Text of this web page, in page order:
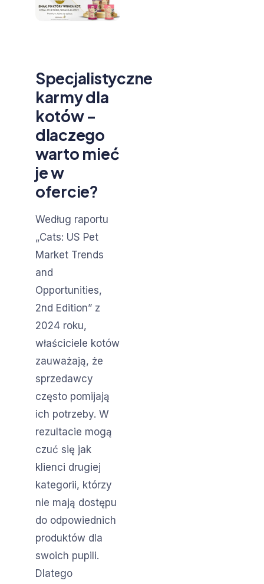
Specjalistyczne
karmy dla
kotów –
dlaczego
warto mieć
je w
ofercie?
Według raportu
„Cats: US Pet
Market Trends
and
Opportunities,
2nd Edition” z
2024 roku,
właściciele kotów
zauważają, że
sprzedawcy
często pomijają
ich potrzeby. W
rezultacie mogą
czuć się jak
klienci drugiej
kategorii, którzy
nie mają dostępu
do odpowiednich
produktów dla
swoich pupili.
Dlatego